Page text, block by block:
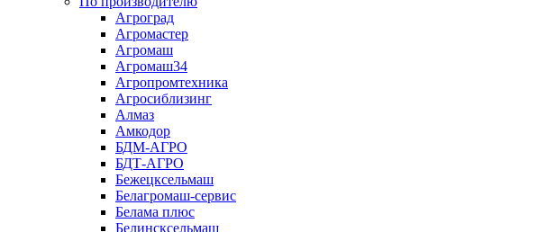
Агроград
Агромастер
Агромаш
Агромаш34
Агропромтехника
Агросиблизинг
Алмаз
Амкодор
БДМ-АГРО
БДТ-АГРО
Бежецксельмаш
Белагромаш-сервис
Белама плюс
Белинсксельмаш